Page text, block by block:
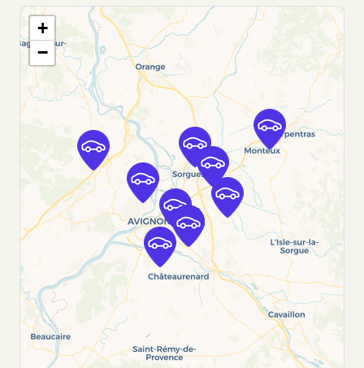
350 AVENUE CHARLES VALENTE
MONTFAVET, FR-84, 84140
Voir l'agence
Free2move Rent - BAXA AUTOMOBILES SA -
AVIGNON-MONTFAVET (O)
5.0
km
145, rue J. Demy
AVIGNON MONTFAVET, FR-84, 84140
Voir l'agence
Free2Move Rent - GARAGE CHANCHOU -
VILLENEUVE-LES-AVIGNON (C)
km
BOULEVARD FREDERIC MISTRAL
VILLENEUVE-LES-AVIGNON, 30400
Voir l'agence
+
−